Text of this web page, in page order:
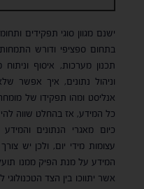
ישנם מגוון סוגי תפקידים
בתחום ספציפי ודורש
תכנון מערכות, איסוף
וניהול נתונים, איך
אנליסט ומהו תפקידו של
כל המידע, אז בהחלט שווה
כיום מאגרי הנתונים
עצומות מידי יום, ולכן יש
המידע על מנת הפיק ממנו
אשר יתווכו בין הצד